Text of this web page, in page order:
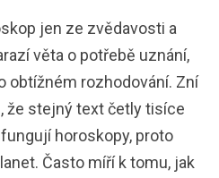
jen ze zvědavosti a
věta o potřebě uznání,
obtížném rozhodování. Zní
že stejný text četly tisíce
horoskopy, proto
Často míří k tomu, jak